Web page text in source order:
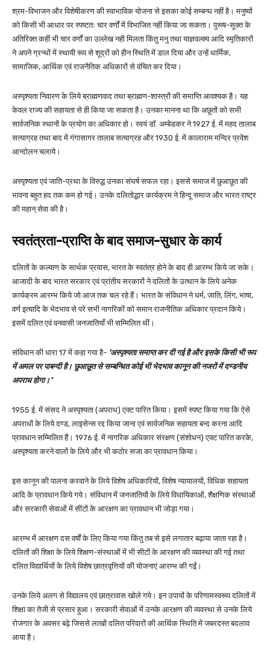
श्रम-विभाजन और विशेषीकरण की स्वाभाविक योजना से इसका कोई सम्बन्ध नहीं है। मनुष्यों
को किसी भी आधार पर स्पष्टतः चार वर्णों में विभाजित नहीं किया जा सकता। पुरूष-सूक्त के
अतिरिक्त कहीं भी चार वर्णों का उल्लेख नही मिलता किंतु मनु तथा याज्ञवल्क्य आदि स्मृतिकारों
ने अपने ग्रन्थों में स्थायी रूप से शूद्रों को हीन स्थिति में डाल दिया और उन्हें धार्मिक,
सामाजिक, आर्थिक एवं राजनैतिक अधिकारों से वंचित कर दिया।
अस्पृश्यता निवारण के लिये ब्राह्मणवाद तथा ब्राह्मण-शास्त्रों की समाप्ति आवश्यक है। यह
केवल राज्य की सहायता से ही किया जा सकता है। उनका मानना था कि अछूतों को सभी
सार्वजनिक स्थानों के प्रयोग का अधिकार हो। स्वयं डॉ. अम्बेडकर ने 1927 ई. में महद तालाब
सत्याग्रह तथा बाद में गंगासागर तालाब सत्याग्रह और 1930 ई. में कालाराम मन्दिर प्रवेश
आन्दोलन चलाये।
अस्पृश्यता एवं जाति-प्रथा के विरुद्ध उनका संघर्ष सफल रहा। इससे समाज में छुआछूत की
भावना बहुत हद तक कम हो गई। उनके दलितोद्धार कार्यक्रम ने हिन्दू समाज और भारत राष्ट्र
की महान् सेवा की है।
स्वतंत्रता-प्राप्ति के बाद समाज-सुधार के कार्य
दलितों के कल्याण के सार्थक प्रयास, भारत के स्वतंत्र होने के बाद ही आरम्भ किये जा सके।
आजादी के बाद भारत सरकार एवं प्रांतीय सरकारों ने दलितों के उत्थान के लिये अनेक
कार्यक्रम आरम्भ किये जो आज तक चल रहे हैं। भारत के संविधान ने धर्म, जाति, लिंग, भाषा,
वर्ण इत्यादि के भेदभाव से परे सभी नागरिकों को समान राजनीतिक अधिकार प्रदान किये।
इसमें दलित एवं वनवासी जनजातियाँ भी सम्मिलित थीं।
संविधान की धारा 17 में कहा गया है- ‘अस्पृश्यता समाप्त कर दी गई है और इसके किसी भी रूप
में अमल पर पाबन्दी है। छुआछूत से सम्बन्धित कोई भी भेदभाव कानून की नजरों में दण्डनीय
अपराध होगा।’
1955 ई. में संसद ने अस्पृश्यता (अपराध) एक्ट पारित किया। इसमें स्पष्ट किया गया कि ऐसे
अपराधों के लिये दण्ड, लाइसेन्स रद्द किया जाना एवं सार्वजनिक सहायता बन्द करना आदि
प्रावधान सम्मिलित हैं। 1976 ई. में नागरिक अधिकार संरक्षण (संशोधन) एक्ट पारित करके,
अस्पृश्यता करने वालों के लिये और भी कठोर सजा का प्रावधान किया।
इस कानून की पालना करवाने के लिये विशेष अधिकारियों, विशेष न्यायालयों, विधिक सहायता
आदि के प्रावधान किये गये। संविधान में जनजातियों के लिये विधायिकाओं, शैक्षणिक संस्थाओं
और सरकारी सेवाओं में सीटों के आरक्षण का प्रावधान भी जोड़ा गया।
आरम्भ में आरक्षण दस वर्षों के लिए किया गया किंतु तब से इसे लगातार बढ़ाया जाता रहा है।
दलितों की शिक्षा के लिये शिक्षण-संस्थाओं में भी सीटों के आरक्षण की व्यवस्था की गई तथा
दलित विद्यार्थियों के लिये विशेष छात्रवृत्तियों की योजनाएं आरम्भ की गईं।
उनके लिये अलग से विद्यालय एवं छात्रावास खोले गये। इन उपायों के परिणामस्वरूप दलितों में
शिक्षा का तेजी से प्रसार हुआ। सरकारी सेवाओं में उनके आरक्षण की व्यवस्था से उनके लिये
रोजगार के अवसर बढ़े जिससे लाखों दलित परिवारों की आर्थिक स्थिति में जबरदस्त बदलाव
आया है।